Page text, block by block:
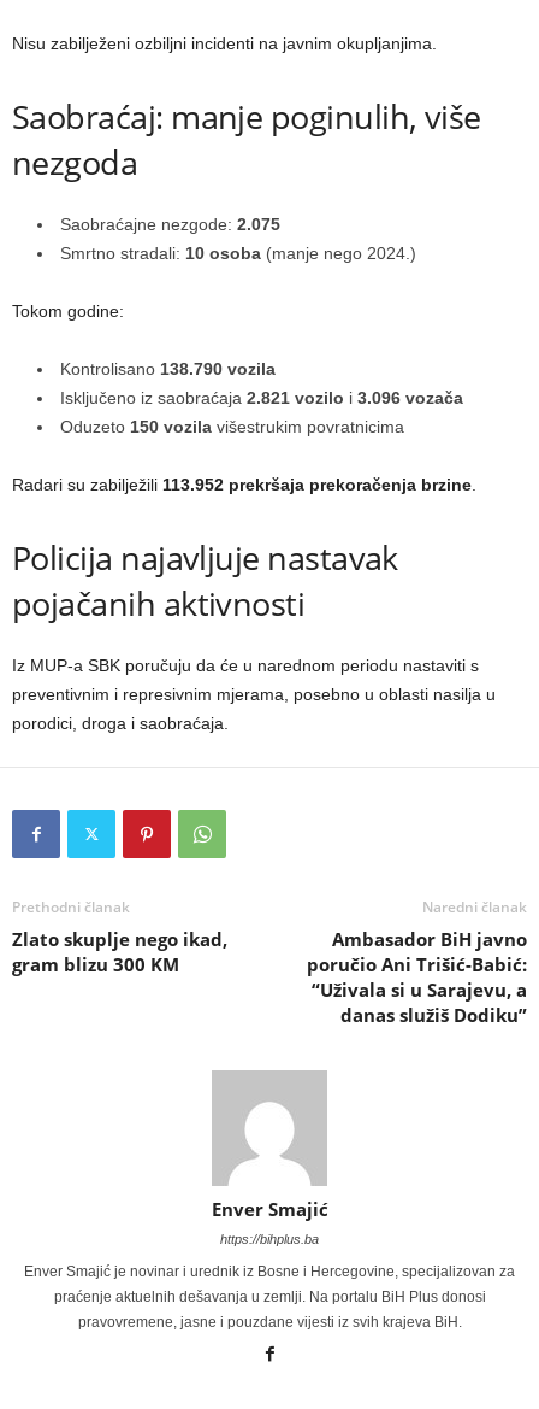
Nisu zabilježeni ozbiljni incidenti na javnim okupljanjima.
Saobraćaj: manje poginulih, više
nezgoda
Saobraćajne nezgode: 2.075
Smrtno stradali: 10 osoba (manje nego 2024.)
Tokom godine:
Kontrolisano 138.790 vozila
Isključeno iz saobraćaja 2.821 vozilo i 3.096 vozača
Oduzeto 150 vozila višestrukim povratnicima
Radari su zabilježili 113.952 prekršaja prekoračenja brzine
Policija najavljuje nastavak
pojačanih aktivnosti
Iz MUP-a SBK poručuju da će u narednom periodu nastaviti s
preventivnim i represivnim mjerama, posebno u oblasti nasilja u
porodici, droga i saobraćaja.
Prethodni članak
Zlato skuplje nego ikad,
gram blizu 300 KM
Naredni članak
Ambasador BiH javno
poručio Ani Trišić-Babić:
“Uživala si u Sarajevu, a
danas služiš Dodiku”
Enver Smajić
https://bihplus.ba
Enver Smajić je novinar i urednik iz Bosne i Hercegovine, specijalizovan za
praćenje aktuelnih dešavanja u zemlji. Na portalu BiH Plus donosi
pravovremene, jasne i pouzdane vijesti iz svih krajeva BiH.